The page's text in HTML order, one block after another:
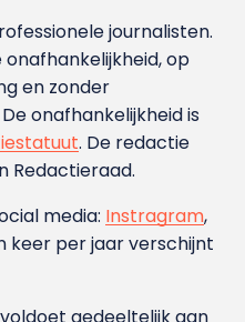
journalisten.
onafhankelijkheid, op
en zonder
onafhankelijkheid is
. De redactie
Redactieraad.
media: Instragram,
keer per jaar verschijnt
gedeeltelijk aan